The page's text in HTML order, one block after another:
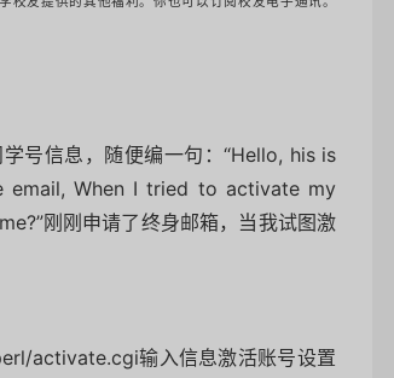
号信息，随便编一句：“Hello, his is
When I tried to activate my
”刚刚申请了终身邮箱，当我试图激
activate.cgi输入信息激活账号设置